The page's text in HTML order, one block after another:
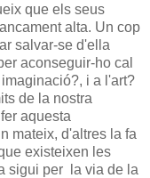
que els seus
alta. Un cop
salvar-se d'ella
aconseguir-ho cal
i a l'art?
de la nostra
aquesta
mateix, d'altres la fa
existeixen les
sigui per la via de la